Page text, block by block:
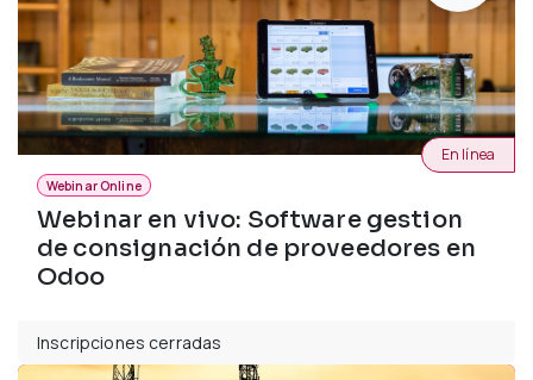
Webinar Online
Webinar en vivo: Software gestion
de consignación de proveedores en
Odoo
En línea
Inscripciones cerradas